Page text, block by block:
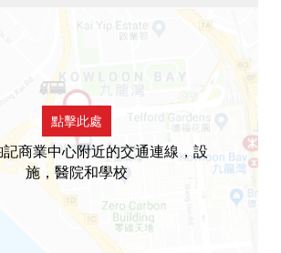
點擊此處
記商業中心附近的交通連線，設
施，醫院和學校